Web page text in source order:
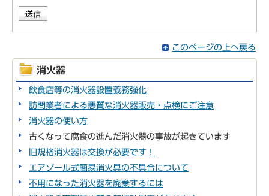
このページの上へ戻る
消火器
飲食店等の消火器設置義務強化
訪問業者による悪質な消火器販売・点検にご注意
消火器の使い方
古くなって腐食の進んだ消火器の事故が起きています
旧規格消火器は交換が必要です！
エアゾール式簡易消火具の不具合について
不用になった消火器を廃棄するには